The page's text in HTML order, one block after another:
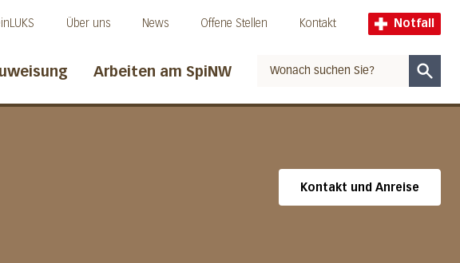
Über uns News Offene Stellen Kontakt Notfall
Arbeiten am SpiNW
Kontakt und Anreise